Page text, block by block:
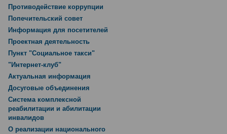
Противодействие коррупции
Попечительский совет
Информация для посетителей
Проектная деятельность
Пункт "Социальное такси"
"Интернет-клуб"
Актуальная информация
Досуговые объединения
Система комплексной
реабилитации и абилитации
инвалидов
О реализации национального